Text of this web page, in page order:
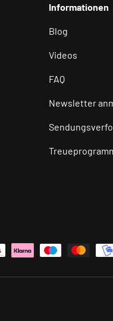
Informationen
Blog
Videos
FAQ
Newsletter